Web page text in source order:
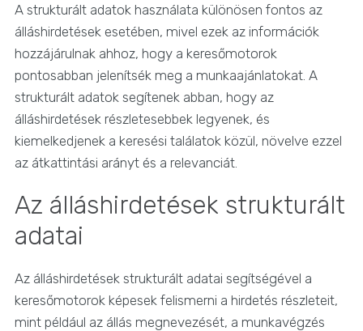
A strukturált adatok használata különösen fontos az
álláshirdetések esetében, mivel ezek az információk
hozzájárulnak ahhoz, hogy a keresőmotorok
pontosabban jelenítsék meg a munkaajánlatokat. A
strukturált adatok segítenek abban, hogy az
álláshirdetések részletesebbek legyenek, és
kiemelkedjenek a keresési találatok közül, növelve ezzel
az átkattintási arányt és a relevanciát.
Az álláshirdetések strukturált
adatai
Az álláshirdetések strukturált adatai segítségével a
keresőmotorok képesek felismerni a hirdetés részleteit,
mint például az állás megnevezését, a munkavégzés